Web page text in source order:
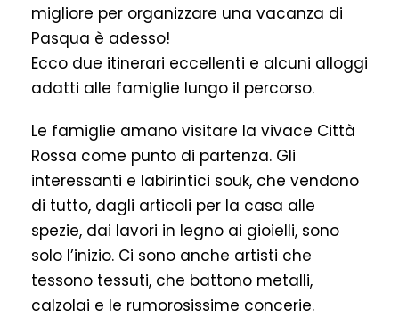
migliore per organizzare una vacanza di
Pasqua è adesso!
Ecco due itinerari eccellenti e alcuni alloggi
adatti alle famiglie lungo il percorso.
Le famiglie amano visitare la vivace Città
Rossa come punto di partenza. Gli
interessanti e labirintici souk, che vendono
di tutto, dagli articoli per la casa alle
spezie, dai lavori in legno ai gioielli, sono
solo l’inizio. Ci sono anche artisti che
tessono tessuti, che battono metalli,
calzolai e le rumorosissime concerie.